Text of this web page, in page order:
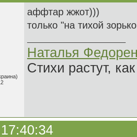
аффтар жжот)))
только "на тихой
Наталья
Стихи растут,